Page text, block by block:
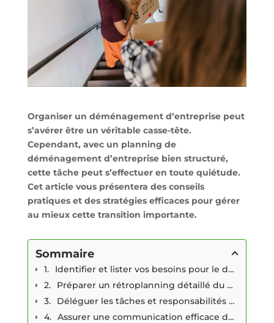
Organiser un déménagement d’entreprise peut
s’avérer être un véritable casse-tête.
Cependant, avec un planning de
déménagement d’entreprise bien structuré,
cette tâche peut s’effectuer en toute quiétude.
Cet article vous présentera des conseils
pratiques et des stratégies efficaces pour gérer
au mieux cette transition importante.
Sommaire
Identifier et lister vos besoins pour le déménagement
Préparer un rétroplanning détaillé du déménagement
Déléguer les tâches et responsabilités à votre équipe
Assurer une communication efficace durant tout le processus